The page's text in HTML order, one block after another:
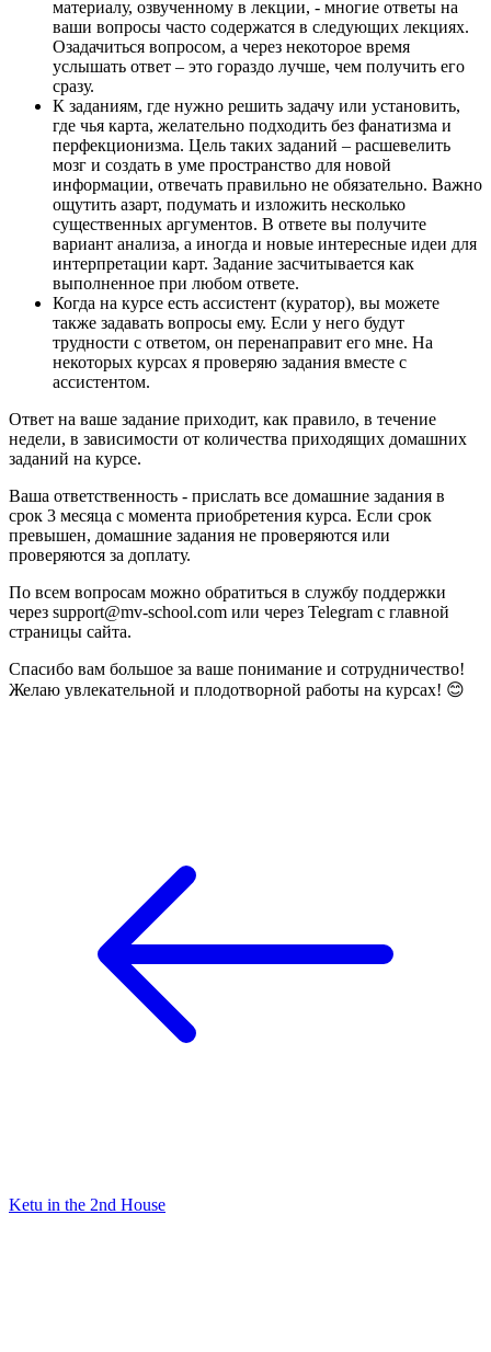
материалу, озвученному в лекции, - многие ответы на
ваши вопросы часто содержатся в следующих лекциях.
Озадачиться вопросом, а через некоторое время
услышать ответ – это гораздо лучше, чем получить его
сразу.
К заданиям, где нужно решить задачу или установить,
где чья карта, желательно подходить без фанатизма и
перфекционизма. Цель таких заданий – расшевелить
мозг и создать в уме пространство для новой
информации, отвечать правильно не обязательно. Важно
ощутить азарт, подумать и изложить несколько
существенных аргументов. В ответе вы получите
вариант анализа, а иногда и новые интересные идеи для
интерпретации карт. Задание засчитывается как
выполненное при любом ответе.
Когда на курсе есть ассистент (куратор), вы можете
также задавать вопросы ему. Если у него будут
трудности с ответом, он перенаправит его мне. На
некоторых курсах я проверяю задания вместе с
ассистентом.
Ответ на ваше задание приходит, как правило, в течение
недели, в зависимости от количества приходящих домашних
заданий на курсе.
Ваша ответственность - прислать все домашние задания в
срок 3 месяца с момента приобретения курса. Если срок
превышен, домашние задания не проверяются или
проверяются за доплату.
По всем вопросам можно обратиться в службу поддержки
через support@mv-school.com или через Telegram с главной
страницы сайта.
Спасибо вам большое за ваше понимание и сотрудничество!
Желаю увлекательной и плодотворной работы на курсах! 😊
Ketu in the 2nd House